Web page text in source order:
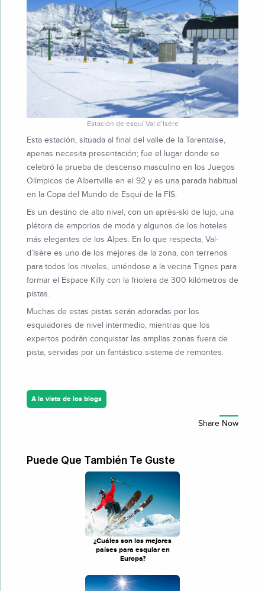
Estación de esquí Val d’Isére
Esta estación, situada al final del valle de la Tarentaise,
apenas necesita presentación; fue el lugar donde se
celebró la prueba de descenso masculino en los Juegos
Olímpicos de Albertville en el 92 y es una parada habitual
en la Copa del Mundo de Esquí de la FIS.
Es un destino de alto nivel, con un après-ski de lujo, una
plétora de emporios de moda y algunos de los hoteles
más elegantes de los Alpes. En lo que respecta, Val-
d’Isère es uno de los mejores de la zona, con terrenos
para todos los niveles, uniéndose a la vecina Tignes para
formar el Espace Killy con la friolera de 300 kilómetros de
pistas.
Muchas de estas pistas serán adoradas por los
esquiadores de nivel intermedio, mientras que los
expertos podrán conquistar las amplias zonas fuera de
pista, servidas por un fantástico sistema de remontes.
A la vista de los blogs
Puede Que También Te Guste
¿Cuáles son los mejores
países para esquiar en
Europa?